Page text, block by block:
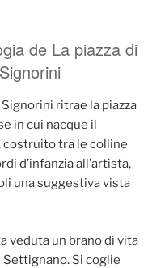
de La piazza di
ritrae la piazza
in cui nacque il
tra le colline
d’infanzia all’artista,
una suggestiva vista
veduta un brano di vita
Si coglie